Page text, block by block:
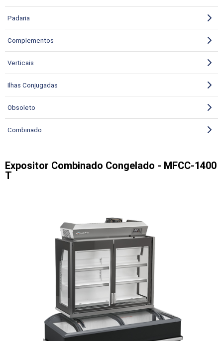
Padaria
Complementos
Verticais
Ilhas Conjugadas
Obsoleto
Combinado
Expositor Combinado Congelado - MFCC-1400
T